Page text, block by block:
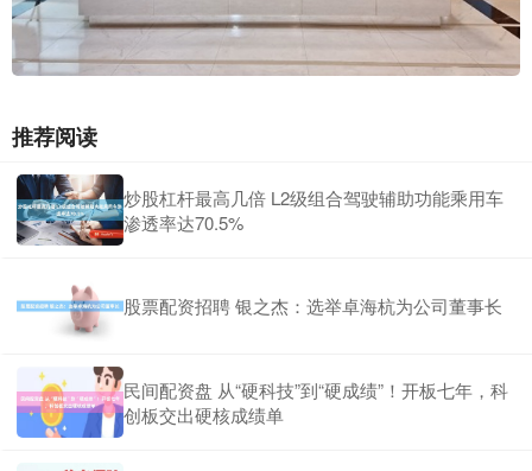
推荐阅读
炒股杠杆最高几倍 L2级组合驾驶辅助功能乘用车
渗透率达70.5%
股票配资招聘 银之杰：选举卓海杭为公司董事长
民间配资盘 从“硬科技”到“硬成绩”！开板七年，科
创板交出硬核成绩单